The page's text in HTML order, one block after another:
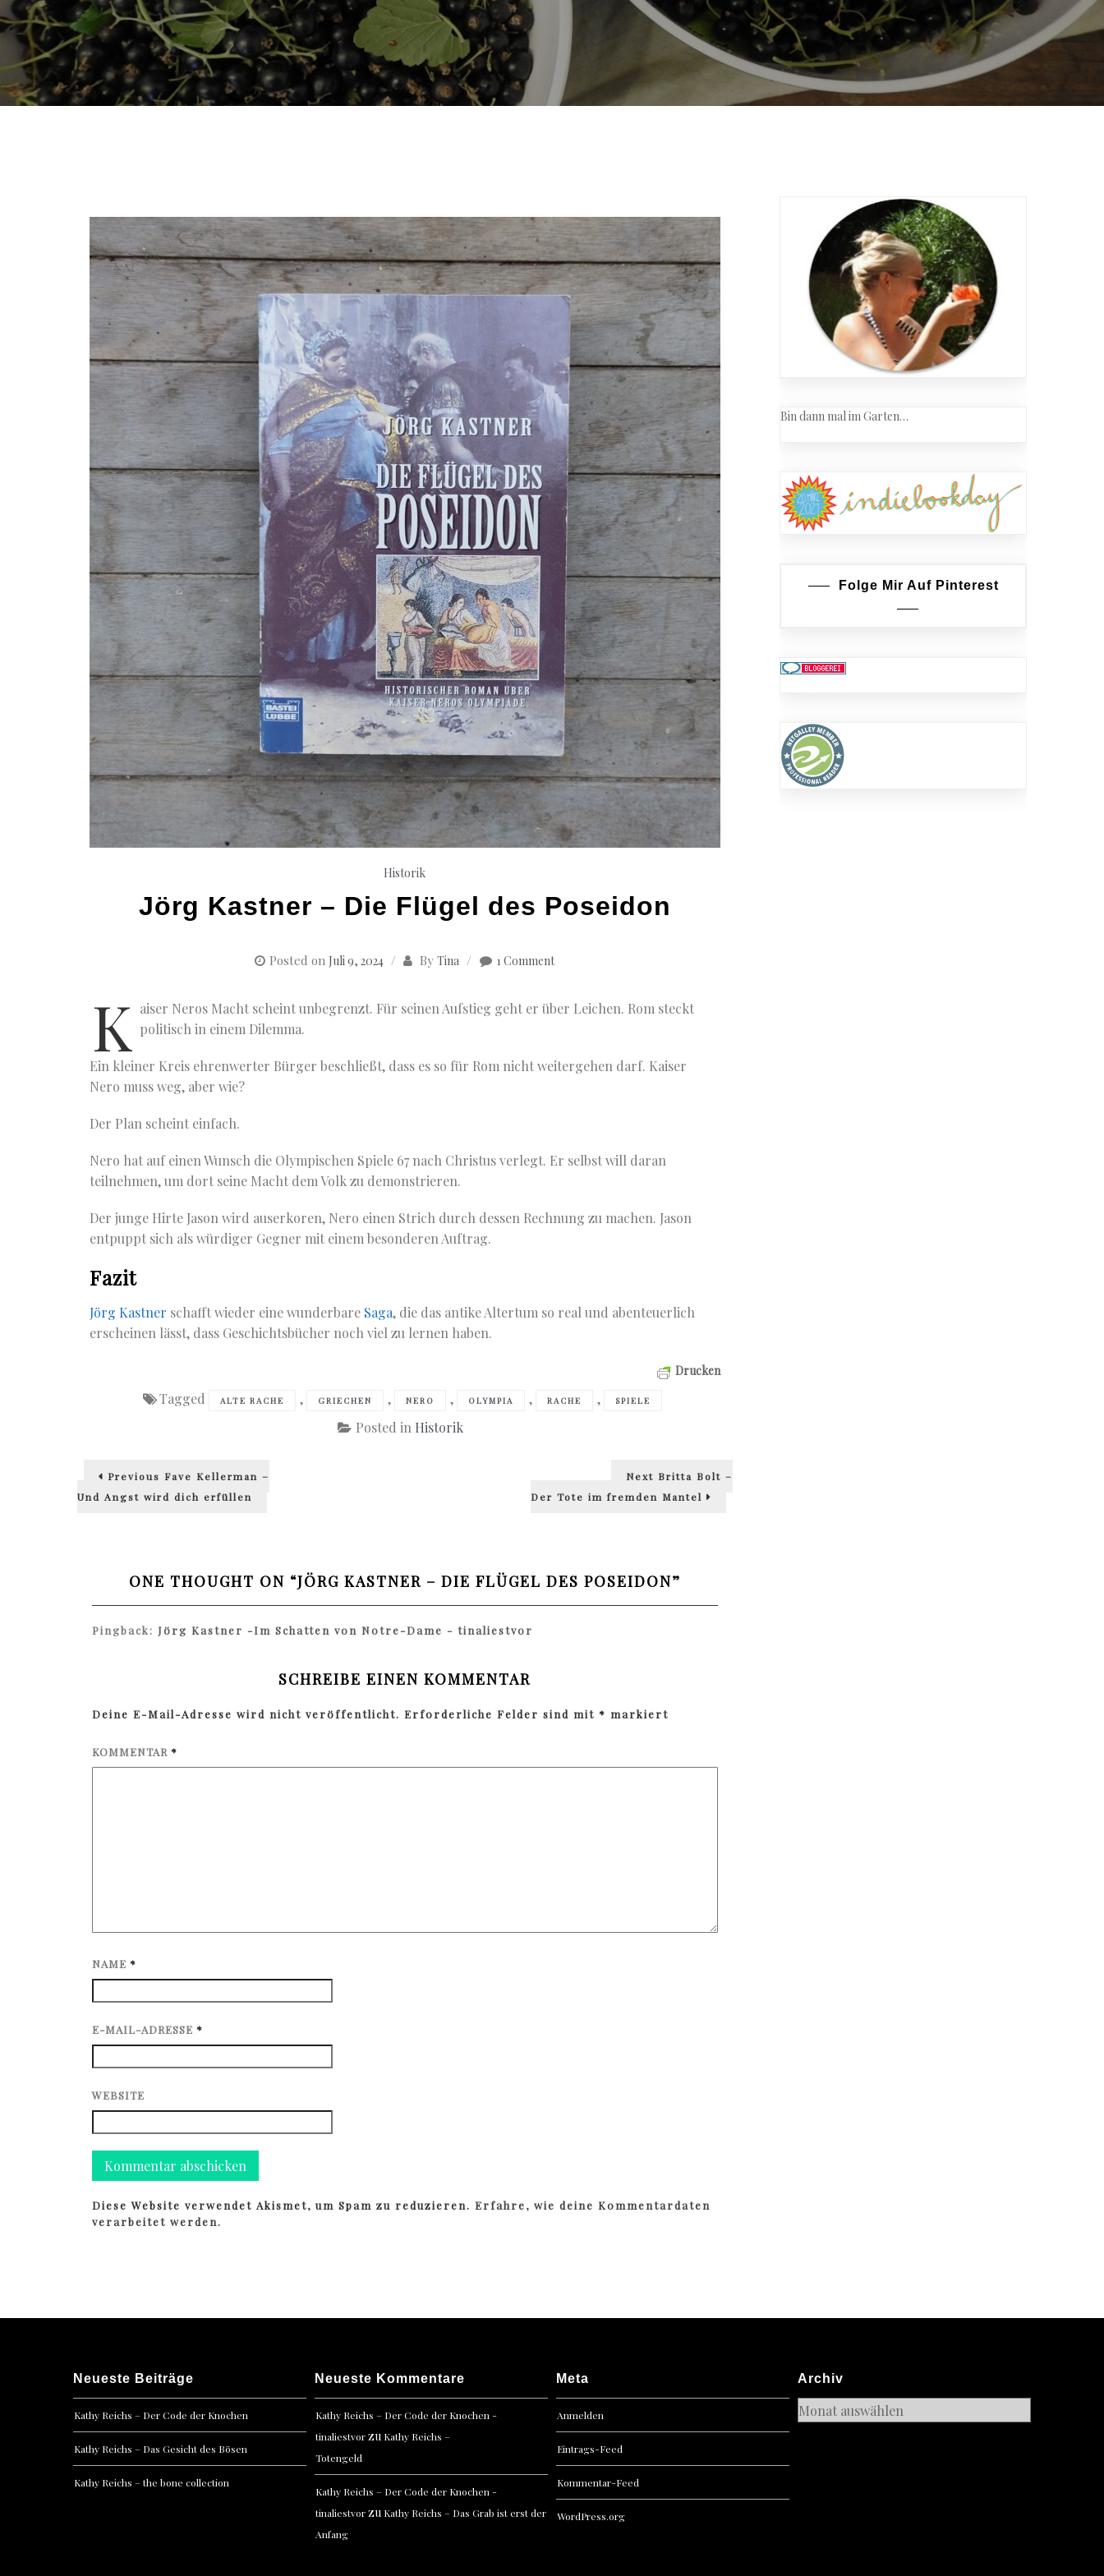
Historik
Jörg Kastner – Die Flügel des Poseidon
Posted on Juli 9, 2024 By Tina 1 Comment
K aiser Neros Macht scheint unbegrenzt. Für seinen Aufstieg geht er über Leichen. Rom steckt
politisch in einem Dilemma.
Ein kleiner Kreis ehrenwerter Bürger beschließt, dass es so für Rom nicht weitergehen darf. Kaiser
Nero muss weg, aber wie?
Der Plan scheint einfach.
Nero hat auf einen Wunsch die Olympischen Spiele 67 nach Christus verlegt. Er selbst will daran
teilnehmen, um dort seine Macht dem Volk zu demonstrieren.
Der junge Hirte Jason wird auserkoren, Nero einen Strich durch dessen Rechnung zu machen. Jason
entpuppt sich als würdiger Gegner mit einem besonderen Auftrag.
Fazit
Jörg Kastner schafft wieder eine wunderbare Saga, die das antike Altertum so real und abenteuerlich
erscheinen lässt, dass Geschichtsbücher noch viel zu lernen haben.
Drucken
Tagged ALTE RACHE , GRIECHEN , NERO , OLYMPIA , RACHE , SPIELE
Posted in Historik
Beitragsnavigation
Previous Previous
Faye Kellerman –
Und Angst wird dich erfüllen
Next Next
Britta Bolt –
Der Tote im fremden Mantel
ONE THOUGHT ON “JÖRG KASTNER – DIE FLÜGEL DES POSEIDON”
Pingback:Jörg Kastner -Im Schatten von Notre-Dame - tinaliestvor
SCHREIBE EINEN KOMMENTAR
Deine E-Mail-Adresse wird nicht veröffentlicht. Erforderliche Felder sind mit * markiert
KOMMENTAR *
NAME *
E-MAIL-ADRESSE *
WEBSITE
Diese Website verwendet Akismet, um Spam zu reduzieren.Erfahre, wie deine Kommentardaten
verarbeitet werden.
Bin dann mal im Garten…
Folge Mir Auf Pinterest
Neueste Beiträge
Kathy Reichs – Der Code der Knochen
Kathy Reichs – Das Gesicht des Bösen
Kathy Reichs – the bone collection
Neueste Kommentare
Kathy Reichs – Der Code der Knochen -
tinaliestvorzu Kathy Reichs –
Totengeld
Kathy Reichs – Der Code der Knochen -
tinaliestvorzu Kathy Reichs – Das Grab ist erst der
Anfang
Meta
Anmelden
Eintrags-Feed
Kommentar-Feed
WordPress.org
Archiv
Archiv